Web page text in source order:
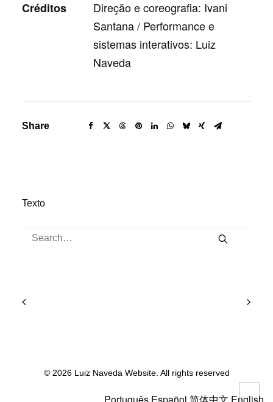
Créditos
Direção e coreografia: Ivani
Santana / Performance e
sistemas interativos: Luiz
Naveda
Share
Texto
© 2026 Luiz Naveda Website. All rights reserved